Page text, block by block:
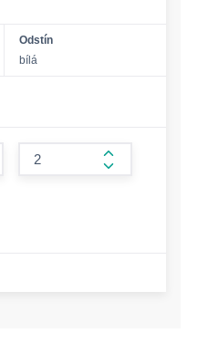
Odstín
bílá
form.increase-